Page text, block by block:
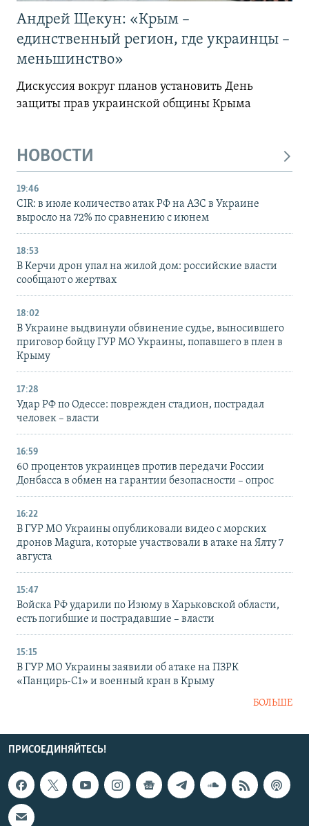
Андрей Щекун: «Крым –
единственный регион, где украинцы –
меньшинство»
Дискуссия вокруг планов установить День
защиты прав украинской общины Крыма
НОВОСТИ
19:46
CIR: в июле количество атак РФ на АЗС в Украине
выросло на 72% по сравнению с июнем
18:53
В Керчи дрон упал на жилой дом: российские власти
сообщают о жертвах
18:02
В Украине выдвинули обвинение судье, выносившего
приговор бойцу ГУР МО Украины, попавшего в плен в
Крыму
17:28
Удар РФ по Одессе: поврежден стадион, пострадал
человек – власти
16:59
60 процентов украинцев против передачи России
Донбасса в обмен на гарантии безопасности – опрос
16:22
В ГУР МО Украины опубликовали видео с морских
дронов Magura, которые участвовали в атаке на Ялту 7
августа
15:47
Войска РФ ударили по Изюму в Харьковской области,
есть погибшие и пострадавшие – власти
15:15
В ГУР МО Украины заявили об атаке на ПЗРК
«Панцирь-С1» и военный кран в Крыму
БОЛЬШЕ
ПРИСОЕДИНЯЙТЕСЬ!